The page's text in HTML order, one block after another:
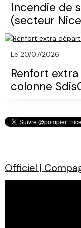
Incendie de
(secteur
Le 20/07/2026
Renfort
colonne
Officiel |